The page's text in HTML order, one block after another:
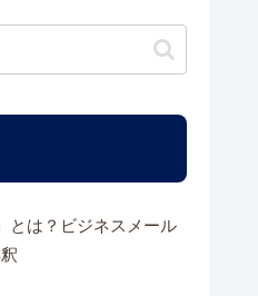
とは？ビジネスメール